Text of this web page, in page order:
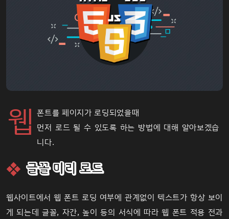
웹 폰트를 페이지가 로딩되었을때
먼저 로드 될 수 있도록 하는 방법에 대해 알아보겠습
니다.
글꼴 미리 로드
웹사이트에서 웹 폰트 로딩 여부에 관계없이 텍스트가 항상 보이
게 되는데 글꼴, 자간, 높이 등의 서식에 따라 웹 폰트 적용 전과